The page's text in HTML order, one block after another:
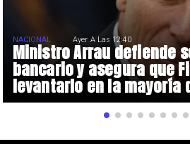
Ministro Arrau defiende
bancario y asegura que
levantarlo en la mayoría
NACIONAL Ayer A Las 12:40